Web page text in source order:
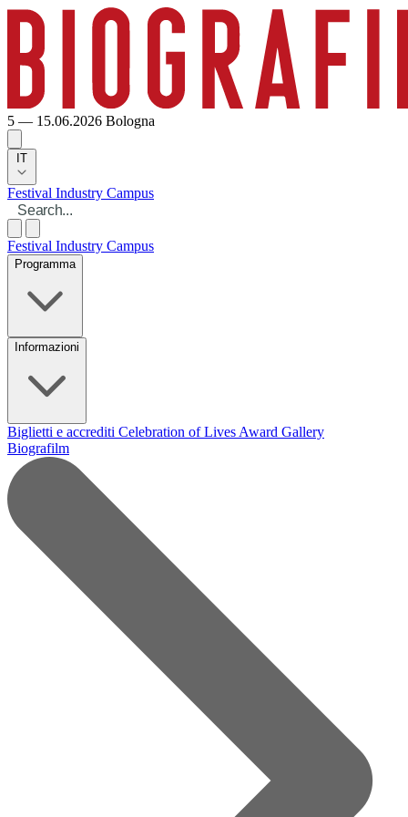
5 — 15.06.2026 Bologna
IT
Festival Industry Campus
Festival Industry Campus
Programma
Informazioni
Biglietti e accrediti Celebration of Lives Award Gallery
Biografilm